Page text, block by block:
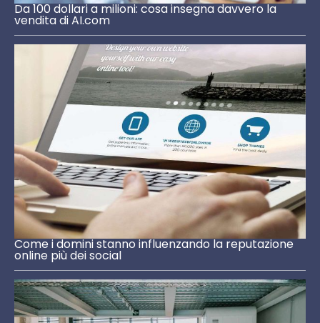
Da 100 dollari a milioni: cosa insegna davvero la
vendita di AI.com
Come i domini stanno influenzando la reputazione
online più dei social